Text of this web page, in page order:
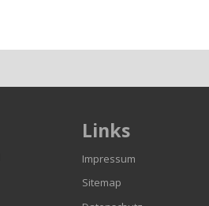
Links
Impressum
Sitemap